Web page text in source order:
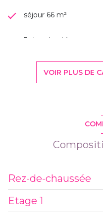
séjour 66 m²
5 chambre(s)
cuisine séparée
exposition Sud
VOIR PLUS DE
Rez-de-chaussée
entrée
Etage 1